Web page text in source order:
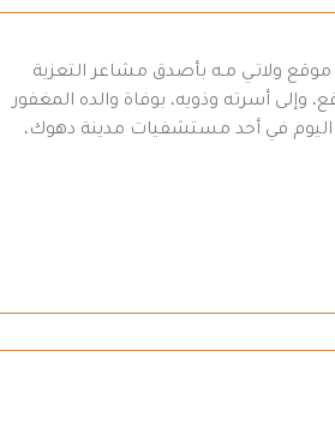
ولاتـي مـه بأصدق مشاعر التعزية
وإلى أسرته وذويه، بوفاة والده المغفور
اليوم في أحد مستشفيات مدينة دهوك،